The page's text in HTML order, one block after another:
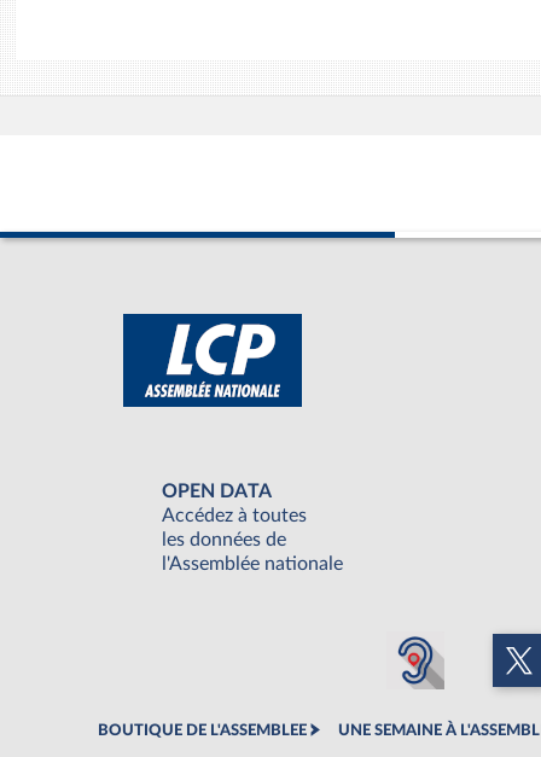
OPEN DATA
Accédez à toutes
les données de
l'Assemblée nationale
BOUTIQUE DE L'ASSEMBLEE UNE SEMAINE À